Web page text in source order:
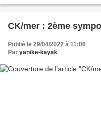
CK/mer : 2ème
Publié le 29/04/2022 à 11:06
Par yanike-kayak